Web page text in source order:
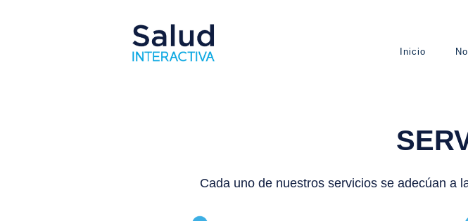
Inicio
Cada uno de nuestros servicios se adecúan a